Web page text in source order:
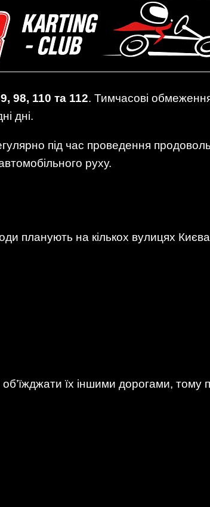
98, 110 та 112. Тимчасові
дні.
під час проведення
руху.
планують на кількох вулицях
їх іншими дорогами,